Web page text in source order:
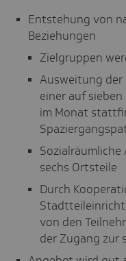
Entstehung von
Beziehungen
Zielgruppen
Ausweitung der
einer auf
im Monat
sechs Ortsteile
Durch
von den
der Zugang zur